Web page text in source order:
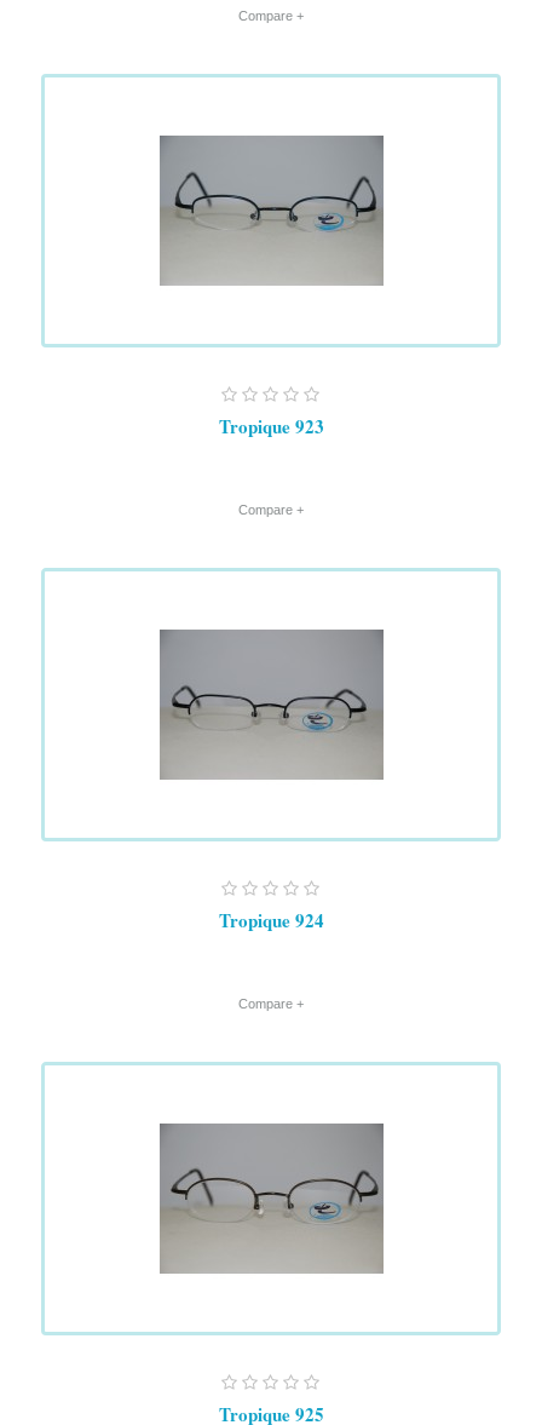
+ Compare
Tropique 923
+ Compare
Tropique 924
+ Compare
Tropique 925